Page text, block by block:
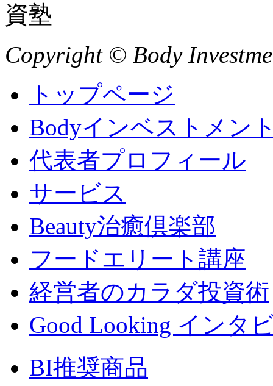
資塾
Copyright © Body
トップページ
Bodyインベストメン
代表者プロフィール
サービス
Beauty治癒倶楽部
フードエリート講座
経営者のカラダ投資術
Good Looking インタ
BI推奨商品